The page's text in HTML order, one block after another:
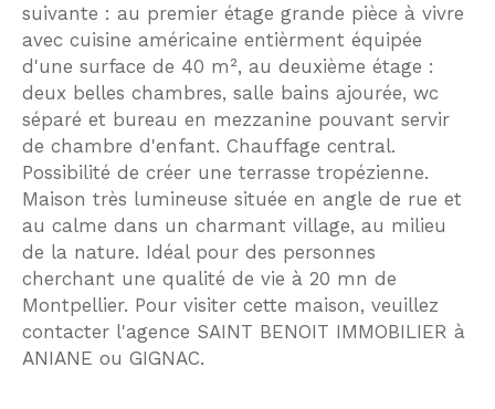
suivante : au premier étage grande pièce à vivre
avec cuisine américaine entièrment équipée
d'une surface de 40 m², au deuxième étage :
deux belles chambres, salle bains ajourée, wc
séparé et bureau en mezzanine pouvant servir
de chambre d'enfant. Chauffage central.
Possibilité de créer une terrasse tropézienne.
Maison très lumineuse située en angle de rue et
au calme dans un charmant village, au milieu
de la nature. Idéal pour des personnes
cherchant une qualité de vie à 20 mn de
Montpellier. Pour visiter cette maison, veuillez
contacter l'agence SAINT BENOIT IMMOBILIER à
ANIANE ou GIGNAC.